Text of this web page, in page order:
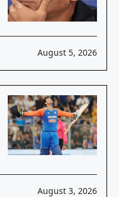
August 5, 2026
August 3, 2026